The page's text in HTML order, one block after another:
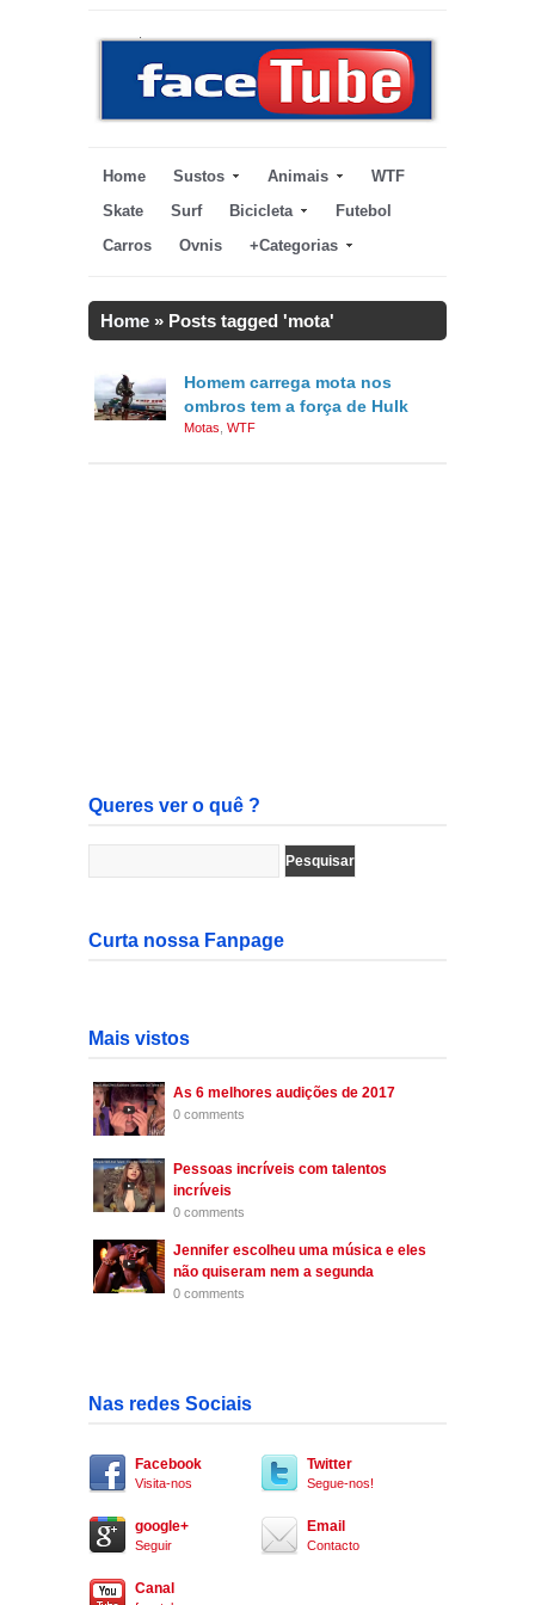
Home Sustos Animais
WTF
Skate
Surf Bicicleta
Futebol
Carros
Ovnis +Categorias
Home » Posts tagged 'mota'
Homem carrega mota nos
ombros tem a força de Hulk
Motas WTF
Queres ver o quê ?
Curta nossa Fanpage
Mais vistos
As 6 melhores audições de 2017
0 comments
Pessoas incríveis com talentos
incríveis
0 comments
Jennifer escolheu uma música e eles
não quiseram nem a segunda
0 comments
Nas redes Sociais
Facebook
Visita-nos
Twitter
Segue-nos!
google+
Seguir
Email
Contacto
Canal